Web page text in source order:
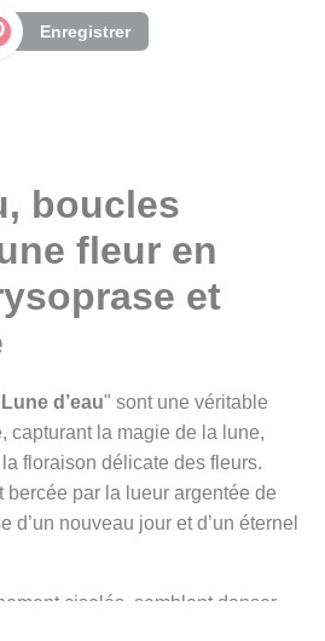
Enregistrer
boucles
fleur en
et
Lune d’eau" sont une véritable
capturant la magie de la lune,
la floraison délicate des fleurs.
bercée par la lueur argentée de
d’un nouveau jour et d’un éternel
ciselés, semblent danser